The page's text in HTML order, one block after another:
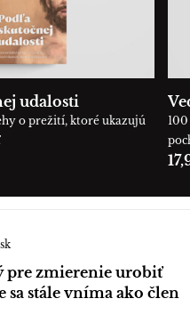
udalosti
o prežití, ktoré ukazujú
pre zmierenie urobiť
sa stále vníma ako člen